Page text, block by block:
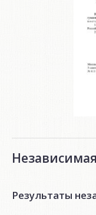
Результаты